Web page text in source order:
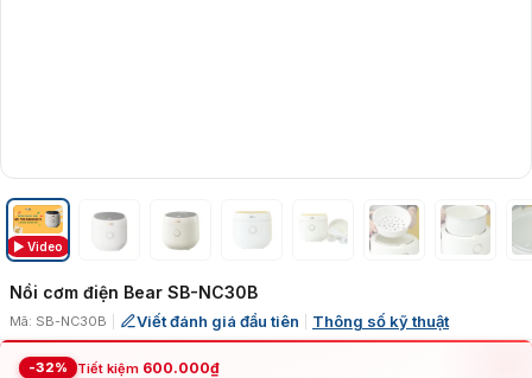
▶ Video
Nồi cơm điện Bear SB-NC30B
Mã: SB-NC30B Viết đánh giá đầu tiên Thông số kỹ thuật
-32% Tiết kiệm 600.000₫